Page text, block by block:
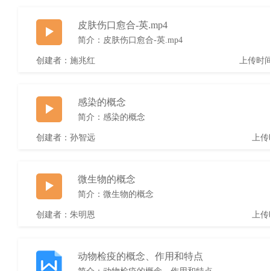
皮肤伤口愈合-英.mp4
简介：皮肤伤口愈合-英.mp4
创建者：施兆红 上传时
感染的概念
简介：感染的概念
创建者：孙智远 上
微生物的概念
简介：微生物的概念
创建者：朱明恩 上
动物检疫的概念、作用和特点